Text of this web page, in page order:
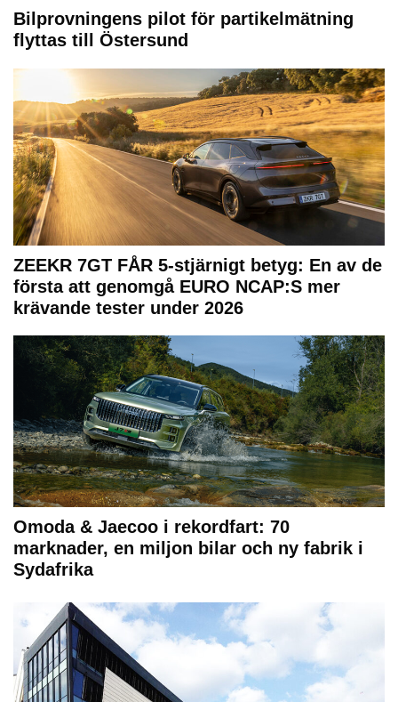
Bilprovningens pilot för partikelmätning
flyttas till Östersund
ZEEKR 7GT FÅR 5-stjärnigt betyg: En av de
första att genomgå EURO NCAP:S mer
krävande tester under 2026
Omoda & Jaecoo i rekordfart: 70
marknader, en miljon bilar och ny fabrik i
Sydafrika